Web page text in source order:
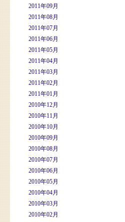
2011年09月
2011年08月
2011年07月
2011年06月
2011年05月
2011年04月
2011年03月
2011年02月
2011年01月
2010年12月
2010年11月
2010年10月
2010年09月
2010年08月
2010年07月
2010年06月
2010年05月
2010年04月
2010年03月
2010年02月